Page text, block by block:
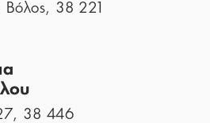
Βόλος, 38 221
38 446